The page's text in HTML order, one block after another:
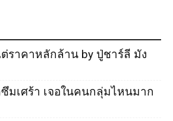
ราคาหลักล้าน by ปู่ชาร์ลี มัง
มเศร้า เจอในคนกลุ่มไหนมาก